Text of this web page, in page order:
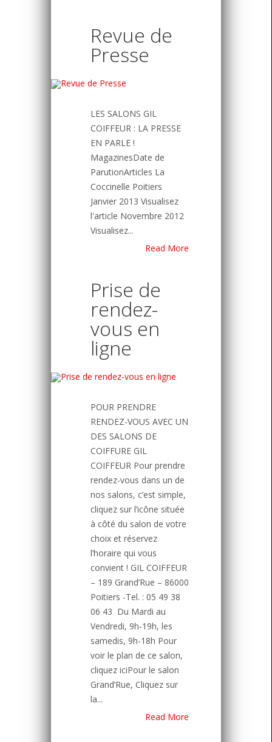
Revue de
Presse
LES SALONS GIL
COIFFEUR : LA PRESSE
EN PARLE !
MagazinesDate de
ParutionArticles La
Coccinelle Poitiers
Janvier 2013 Visualisez
l'article Novembre 2012
Visualisez...
Read More
Prise de
rendez-
vous en
ligne
POUR PRENDRE
RENDEZ-VOUS AVEC UN
DES SALONS DE
COIFFURE GIL
COIFFEUR Pour prendre
rendez-vous dans un de
nos salons, c’est simple,
cliquez sur l’icône située
à côté du salon de votre
choix et réservez
l’horaire qui vous
convient ! GIL COIFFEUR
– 189 Grand’Rue – 86000
Poitiers -Tel. : 05 49 38
06 43 Du Mardi au
Vendredi, 9h-19h, les
samedis, 9h-18h Pour
voir le plan de ce salon,
cliquez iciPour le salon
Grand’Rue, Cliquez sur
la...
Read More